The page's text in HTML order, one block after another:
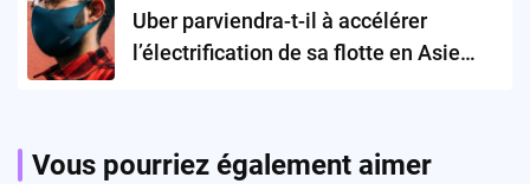
Uber parviendra-t-il à accélérer
l’électrification de sa flotte en Asie
Vous pourriez également aimer